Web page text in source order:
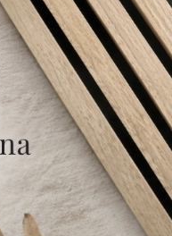
produkty do listy